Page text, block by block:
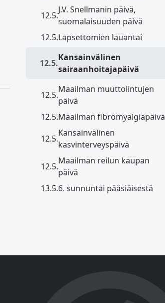
12.5.
J.V. Snellmanin päivä,
suomalaisuuden päivä
12.5.Lapsettomien lauantai
12.5.
Kansainvälinen
sairaanhoitajapäivä
12.5.
Maailman muuttolintujen
päivä
12.5.Maailman fibromyalgiapäivä
12.5.
Kansainvälinen
kasvinterveyspäivä
12.5.
Maailman reilun kaupan
päivä
13.5.6. sunnuntai pääsiäisestä